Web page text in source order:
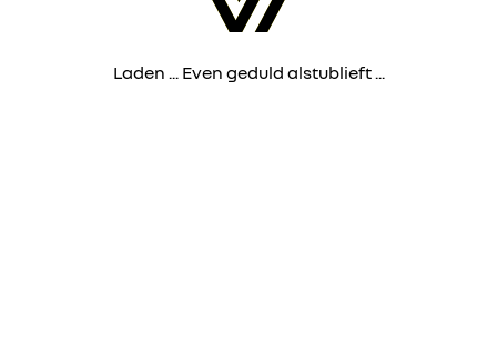
Laden ... Even geduld alstublieft ...